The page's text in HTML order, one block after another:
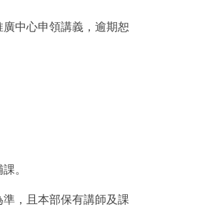
中心申領講義，逾期恕
。
，且本部保有講師及課